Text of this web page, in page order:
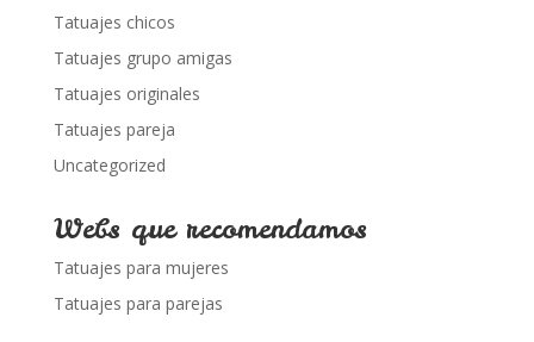
Tatuajes chicos
Tatuajes grupo amigas
Tatuajes originales
Tatuajes pareja
Uncategorized
Webs que recomendamos
Tatuajes para mujeres
Tatuajes para parejas